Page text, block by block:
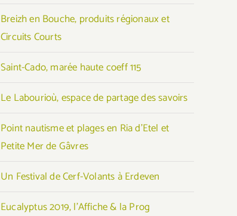
Breizh en Bouche, produits régionaux et
Circuits Courts
Saint-Cado, marée haute coeff 115
Le Labourioù, espace de partage des savoirs
Point nautisme et plages en Ria d’Etel et
Petite Mer de Gâvres
Un Festival de Cerf-Volants à Erdeven
Eucalyptus 2019, l’Affiche & la Prog